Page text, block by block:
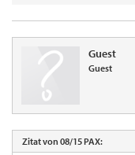
Guest
Guest
Zitat von 08/15 PAX: